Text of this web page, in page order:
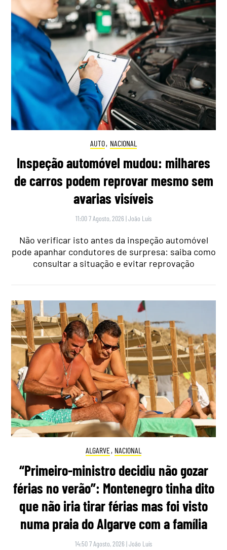
AUTO, NACIONAL
Inspeção automóvel mudou: milhares
de carros podem reprovar mesmo sem
avarias visíveis
11:00 7 Agosto, 2026 |João Luís
Não verificar isto antes da inspeção automóvel
pode apanhar condutores de surpresa: saiba como
consultar a situação e evitar reprovação
ALGARVE, NACIONAL
“Primeiro-ministro decidiu não gozar
férias no verão”: Montenegro tinha dito
que não iria tirar férias mas foi visto
numa praia do Algarve com a família
14:50 7 Agosto, 2026 |João Luís